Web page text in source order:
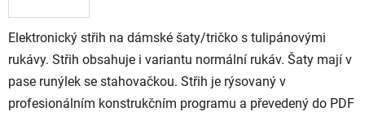
Elektronický střih na dámské šaty/tričko s tulipánovými
rukávy. Střih obsahuje i variantu normální rukáv. Šaty mají v
pase runýlek se stahovačkou. Střih je rýsovaný v
profesionálním konstrukčním programu a převedený do PDF